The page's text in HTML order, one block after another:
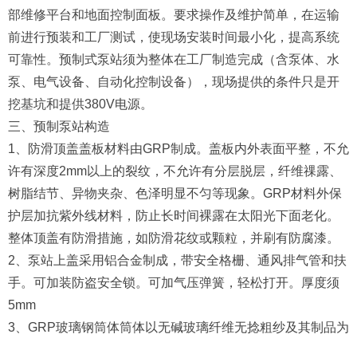
部维修平台和地面控制面板。要求操作及维护简单，在运输
前进行预装和工厂测试，使现场安装时间最小化，提高系统
可靠性。预制式泵站须为整体在工厂制造完成（含泵体、水
泵、电气设备、自动化控制设备），现场提供的条件只是开
挖基坑和提供380V电源。
三、预制泵站构造
1、防滑顶盖盖板材料由GRP制成。盖板内外表面平整，不允
许有深度2mm以上的裂纹，不允许有分层脱层，纤维祼露、
树脂结节、异物夹杂、色泽明显不匀等现象。GRP材料外保
护层加抗紫外线材料，防止长时间裸露在太阳光下面老化。
整体顶盖有防滑措施，如防滑花纹或颗粒，并刷有防腐漆。
2、泵站上盖采用铝合金制成，带安全格栅、通风排气管和扶
手。可加装防盗安全锁。可加气压弹簧，轻松打开。厚度须
5mm
3、GRP玻璃钢筒体筒体以无碱玻璃纤维无捻粗纱及其制品为